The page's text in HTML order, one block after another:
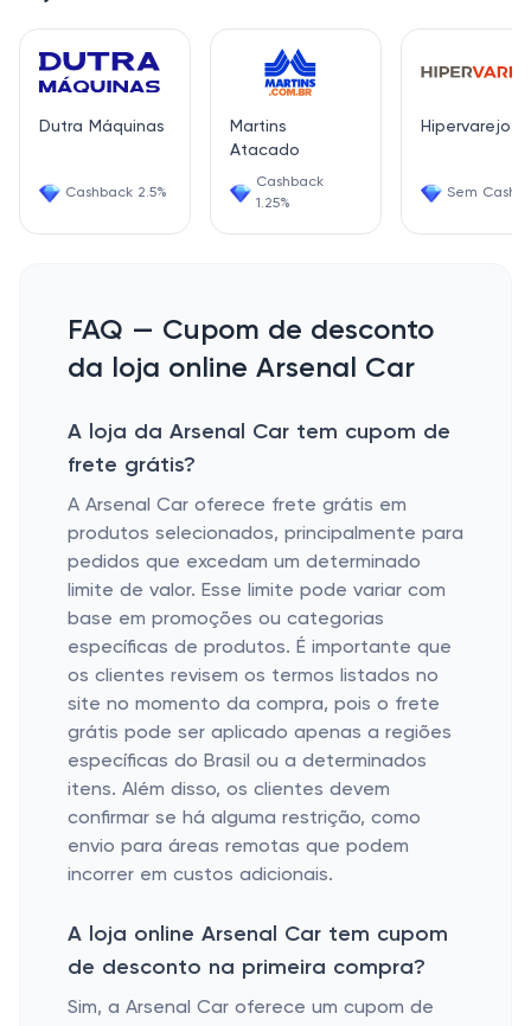
Dutra Máquinas
Cashback 2.5%
Martins
Atacado
Cashback
1.25%
Hipervarejo
Sem
FAQ — Cupom de desconto
da loja online Arsenal Car
A loja da Arsenal Car tem cupom de
frete grátis?
A Arsenal Car oferece frete grátis em
produtos selecionados, principalmente para
pedidos que excedam um determinado
limite de valor. Esse limite pode variar com
base em promoções ou categorias
específicas de produtos. É importante que
os clientes revisem os termos listados no
site no momento da compra, pois o frete
grátis pode ser aplicado apenas a regiões
específicas do Brasil ou a determinados
itens. Além disso, os clientes devem
confirmar se há alguma restrição, como
envio para áreas remotas que podem
incorrer em custos adicionais.
A loja online Arsenal Car tem cupom
de desconto na primeira compra?
Sim, a Arsenal Car oferece um cupom de